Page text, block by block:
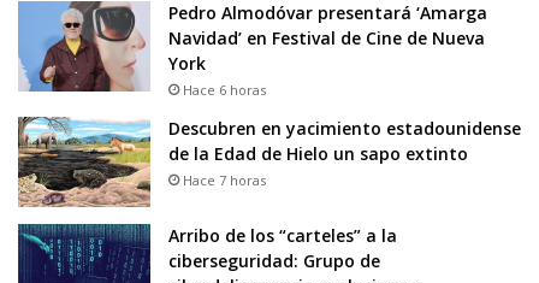
Pedro Almodóvar presentará ‘Amarga
Navidad’ en Festival de Cine de Nueva
York
Hace 6 horas
Descubren en yacimiento estadounidense
de la Edad de Hielo un sapo extinto
Hace 7 horas
Arribo de los “carteles” a la
ciberseguridad: Grupo de